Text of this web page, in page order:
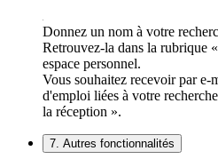
Donnez un nom à votre
Retrouvez-la dans la rubrique
espace personnel.
Vous souhaitez recevoir par e-
d'emploi liées à votre
la réception ».
7. Autres fonctionnalités